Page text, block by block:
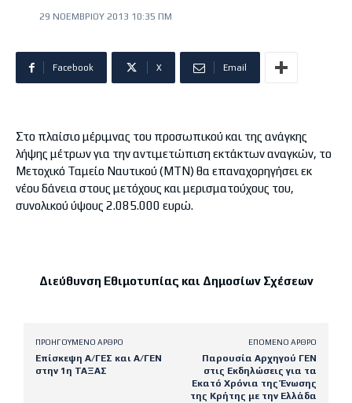
29 ΝΟΕΜΒΡΊΟΥ 2013 10:35 ΠΜ
Facebook X Email
Στο πλαίσιο μέριμνας του προσωπικού και της ανάγκης
λήψης μέτρων για την αντιμετώπιση εκτάκτων αναγκών, το
Μετοχικό Ταμείο Ναυτικού (ΜΤΝ) θα επαναχορηγήσει εκ
νέου δάνεια στους μετόχους και μερισματούχους του,
συνολικού ύψους 2.085.000 ευρώ.
Διεύθυνση Εθιμοτυπίας και Δημοσίων Σχέσεων
ΠΡΟΗΓΟΎΜΕΝΟ ΆΡΘΡΟ
Επίσκεψη Α/ΓΕΣ και Α/ΓΕΝ
στην 1η ΤΑΞΑΣ
ΕΠΌΜΕΝΟ ΆΡΘΡΟ
Παρουσία Αρχηγού ΓΕΝ
στις Εκδηλώσεις για τα
Εκατό Χρόνια της Ένωσης
της Κρήτης με την Ελλάδα